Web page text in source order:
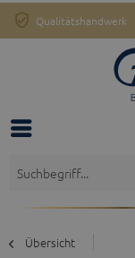
Qualitätshandwerk
Übersicht